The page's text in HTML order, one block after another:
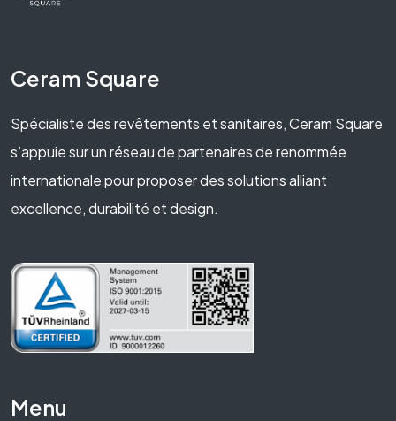
Ceram Square
Spécialiste des revêtements et sanitaires, Ceram Square
s’appuie sur un réseau de partenaires de renommée
internationale pour proposer des solutions alliant
excellence, durabilité et design.
Menu